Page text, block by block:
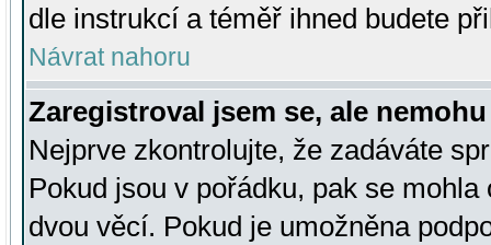
dle instrukcí a téměř ihned budete
Návrat nahoru
Zaregistroval jsem se, ale
Nejprve zkontrolujte, že zadáváte
Pokud jsou v pořádku, pak se
dvou věcí. Pokud je umožněna